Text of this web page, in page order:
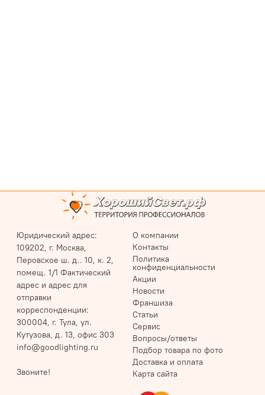
Юридический адрес:
109202, г. Москва,
Перовское ш. д.. 10, к. 2,
помещ. 1/1 Фактический
адрес и адрес для
отправки
корреспонденции:
300004, г. Тула, ул.
Кутузова, д. 13, офис 303
info@goodlighting.ru
Звоните!
О компании
Контакты
Политика
конфиденциальности
Акции
Новости
Франшиза
Статьи
Сервис
Вопросы/ответы
Подбор товара по фото
Доставка и оплата
Карта сайта